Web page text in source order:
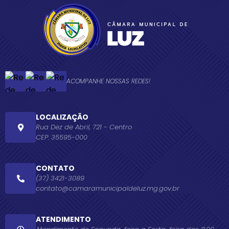
ACOMPANHE NOSSAS REDES!
LOCALIZAÇÃO
Rua Dez de Abril, 721 - Centro
CEP: 35595-000
CONTATO
(37) 3421-3089
contato@camaramunicipaldeluz.mg.gov.br
ATENDIMENTO